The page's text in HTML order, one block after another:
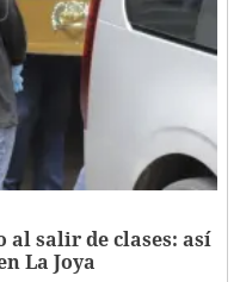
al salir de clases: así
La Joya